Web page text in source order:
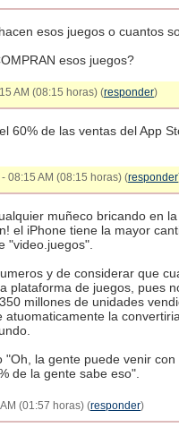
esos juegos o cuantos
esos juegos?
AM (08:15 horas) (responder)
60% de las ventas del App
08:15 AM (08:15 horas) (responder
muñeco bricando en
el iPhone tiene la mayor
"video.juegos".
y de considerar que
plataforma de juegos, pues
millones de unidades
atuomaticamente la
"Oh, la gente puede venir
de la gente sabe eso".
(01:57 horas) (responder)